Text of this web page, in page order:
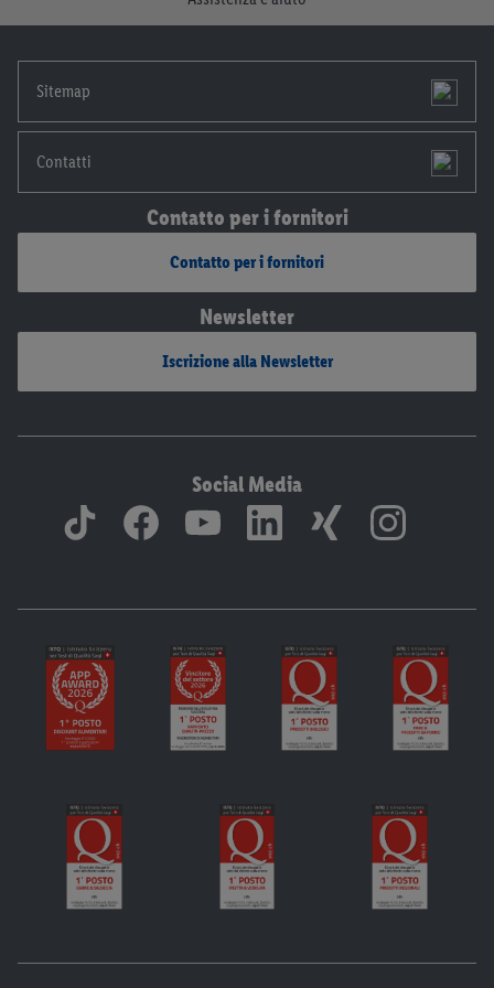
Sitemap
Contatti
Contatto per i fornitori
Contatto per i fornitori
Newsletter
Iscrizione alla Newsletter
Social Media